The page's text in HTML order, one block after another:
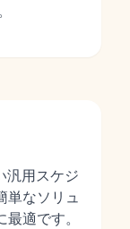
汎用スケジ
単なソリュ
適です。